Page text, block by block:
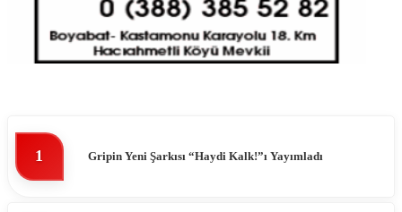
1 Gripin Yeni Şarkısı “Haydi Kalk!”ı Yayımladı